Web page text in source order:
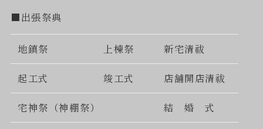
■出張祭典
地鎮祭 上棟祭 新宅清祓
起工式 竣工式 店舗開店清祓
宅神祭（神棚祭） 結 婚 式